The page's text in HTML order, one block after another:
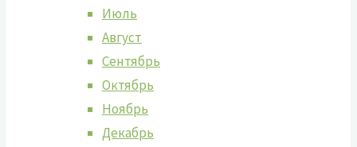
Июль
Август
Сентябрь
Октябрь
Ноябрь
Декабрь